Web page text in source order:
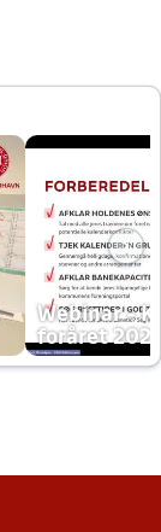
Webinar -
foråret